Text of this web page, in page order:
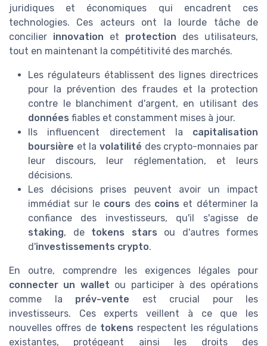
juridiques et économiques qui encadrent ces
technologies. Ces acteurs ont la lourde tâche de
concilier innovation et protection des utilisateurs,
tout en maintenant la compétitivité des marchés.
Les régulateurs établissent des lignes directrices
pour la prévention des fraudes et la protection
contre le blanchiment d'argent, en utilisant des
données fiables et constamment mises à jour.
Ils influencent directement la capitalisation
boursière et la volatilité des crypto-monnaies par
leur discours, leur réglementation, et leurs
décisions.
Les décisions prises peuvent avoir un impact
immédiat sur le cours des coins et déterminer la
confiance des investisseurs, qu'il s'agisse de
staking, de tokens stars ou d'autres formes
d'investissements crypto.
En outre, comprendre les exigences légales pour
connecter un wallet ou participer à des opérations
comme la prév-vente est crucial pour les
investisseurs. Ces experts veillent à ce que les
nouvelles offres de tokens respectent les régulations
existantes, protégeant ainsi les droits des